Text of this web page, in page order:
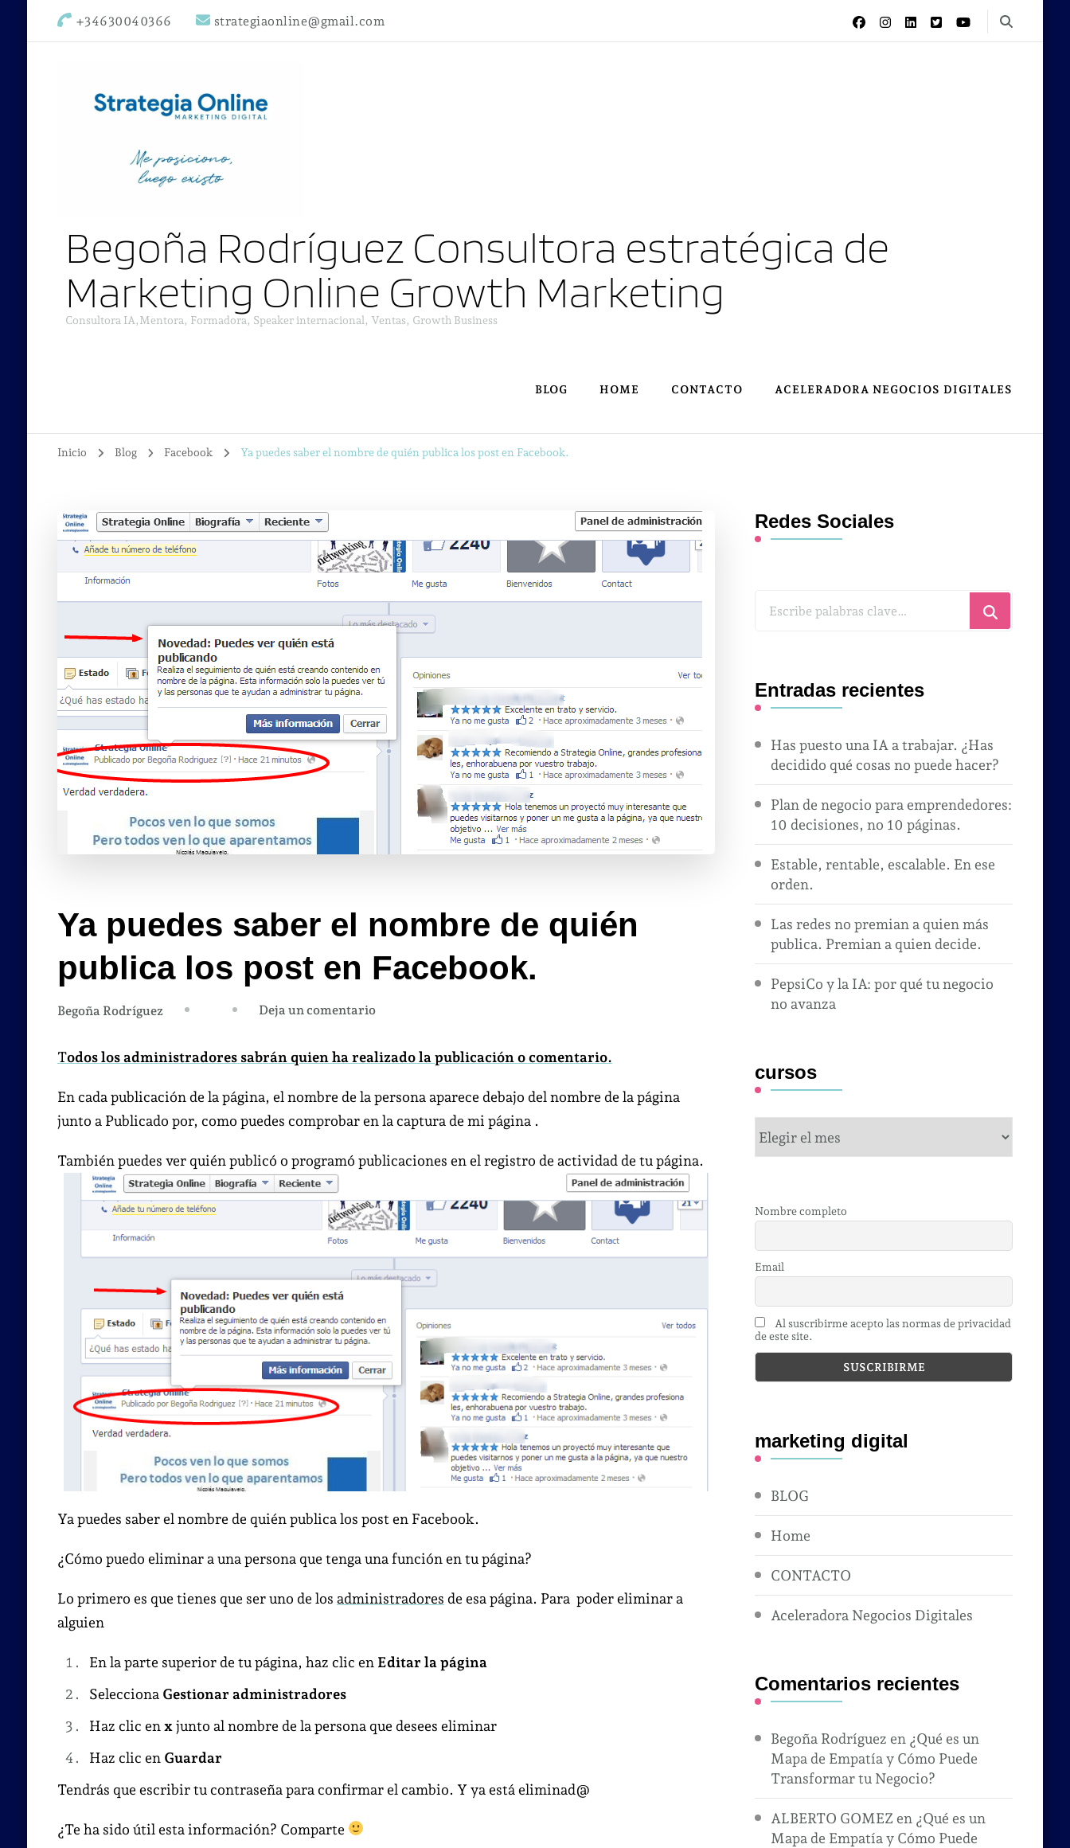
+34630040366 strategiaonline@gmail.com
Begoña Rodríguez Consultora estratégica de
Marketing Online Growth Marketing
Consultora IA,Mentora, Formadora, Speaker internacional, Ventas, Growth Business
BLOG HOME CONTACTO ACELERADORA NEGOCIOS DIGITALES
Inicio Blog Facebook Ya puedes saber el nombre de quién publica los post en Facebook.
Ya puedes saber el nombre de quién
publica los post en Facebook.
Begoña Rodríguez Deja un comentarioen
puedes
el
nombre
quién
los
post
Facebook.
Todos los administradores sabrán quien ha realizado la publicación o comentario.
En cada publicación de la página, el nombre de la persona aparece debajo del nombre de la página
junto a Publicado por, como puedes comprobar en la captura de mi página .
También puedes ver quién publicó o programó publicaciones en el registro de actividad de tu página.
Ya puedes saber el nombre de quién publica los post en Facebook.
¿Cómo puedo eliminar a una persona que tenga una función en tu página?
Lo primero es que tienes que ser uno de los administradores de esa página. Para poder eliminar a
alguien
En la parte superior de tu página, haz clic en Editar la página
Selecciona Gestionar administradores
Haz clic en x junto al nombre de la persona que desees eliminar
Haz clic en Guardar
Tendrás que escribir tu contraseña para confirmar el cambio. Y ya está eliminad@
¿Te ha sido útil esta información? Comparte
Redes Sociales
¿Buscas
Entradas recientes
Has puesto una IA a trabajar. ¿Has
decidido qué cosas no puede hacer?
Plan de negocio para emprendedores:
10 decisiones, no 10 páginas.
Estable, rentable, escalable. En ese
orden.
Las redes no premian a quien más
publica. Premian a quien decide.
PepsiCo y la IA: por qué tu negocio
no avanza
cursos
cursos
Nombre completo
Email
Al suscribirme acepto las normas de privacidad
de este site.
marketing digital
BLOG
Home
CONTACTO
Aceleradora Negocios Digitales
Comentarios recientes
Begoña Rodríguez en ¿Qué es un
Mapa de Empatía y Cómo Puede
Transformar tu Negocio?
ALBERTO GOMEZ en ¿Qué es un
Mapa de Empatía y Cómo Puede